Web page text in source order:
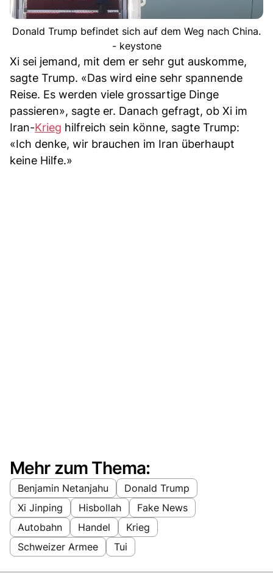
Donald Trump befindet sich auf dem Weg nach China.
- keystone
Xi sei jemand, mit dem er sehr gut auskomme,
sagte Trump. «Das wird eine sehr spannende
Reise. Es werden viele grossartige Dinge
passieren», sagte er. Danach gefragt, ob Xi im
Iran-Krieg hilfreich sein könne, sagte Trump:
«Ich denke, wir brauchen im Iran überhaupt
keine Hilfe.»
Mehr zum Thema:
Benjamin Netanjahu
Donald Trump
Xi Jinping
Hisbollah
Fake News
Autobahn
Handel
Krieg
Schweizer Armee
Tui